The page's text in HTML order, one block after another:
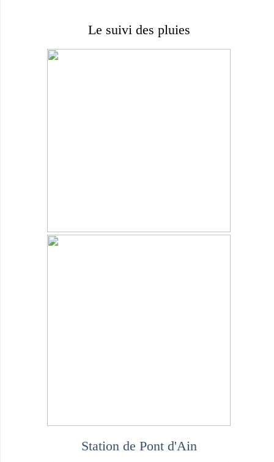
Le suivi des pluies
Station de Pont d'Ain